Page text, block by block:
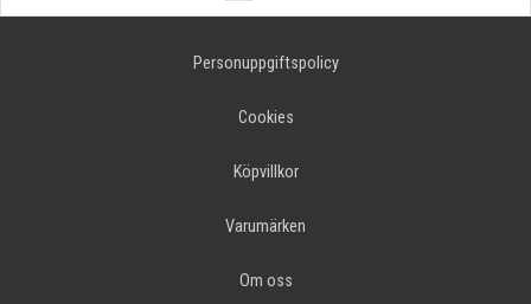
Personuppgiftspolicy
Cookies
Köpvillkor
Varumärken
Om oss